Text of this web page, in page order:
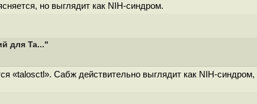
но выглядит как NIH-синдром.
для Ta..."
«talosctl». Сабж действительно выглядит как NIH-